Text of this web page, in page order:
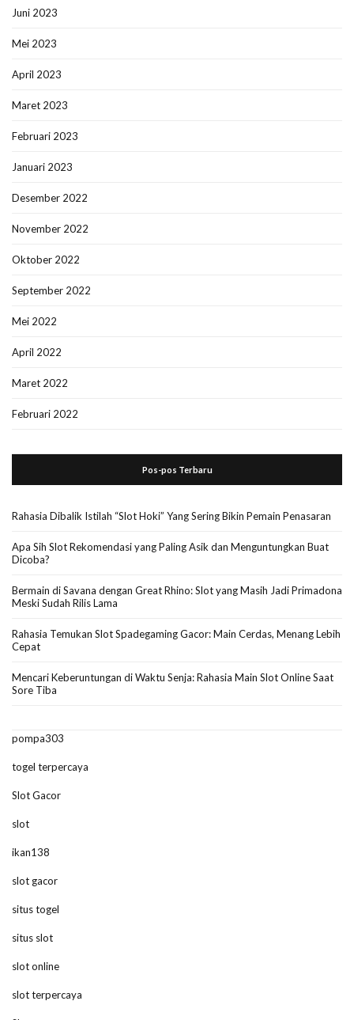
Juni 2023
Mei 2023
April 2023
Maret 2023
Februari 2023
Januari 2023
Desember 2022
November 2022
Oktober 2022
September 2022
Mei 2022
April 2022
Maret 2022
Februari 2022
Pos-pos Terbaru
Rahasia Dibalik Istilah “Slot Hoki” Yang Sering Bikin Pemain Penasaran
Apa Sih Slot Rekomendasi yang Paling Asik dan Menguntungkan Buat
Dicoba?
Bermain di Savana dengan Great Rhino: Slot yang Masih Jadi Primadona
Meski Sudah Rilis Lama
Rahasia Temukan Slot Spadegaming Gacor: Main Cerdas, Menang Lebih
Cepat
Mencari Keberuntungan di Waktu Senja: Rahasia Main Slot Online Saat
Sore Tiba
pompa303
togel terpercaya
Slot Gacor
slot
ikan138
slot gacor
situs togel
situs slot
slot online
slot terpercaya